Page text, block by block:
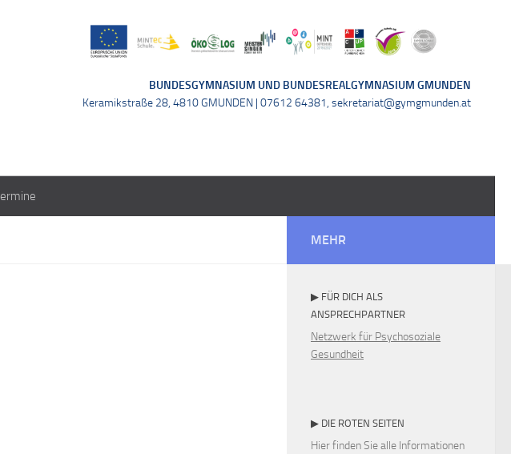
BUNDESGYMNASIUM UND BUNDESREALGYMNASIUM GMUNDEN
Keramikstraße 28, 4810 GMUNDEN | 07612 64381, sekretariat@gymgmunden.at
MEHR
▶ FÜR DICH ALS
ANSPRECHPARTNER
Netzwerk für Psychosoziale
Gesundheit
▶ DIE ROTEN SEITEN
Hier finden Sie alle Informationen